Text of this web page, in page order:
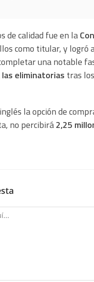
de calidad fue en la
como titular, y logró
una notable
eliminatorias tras
la opción de
no percibirá2,25